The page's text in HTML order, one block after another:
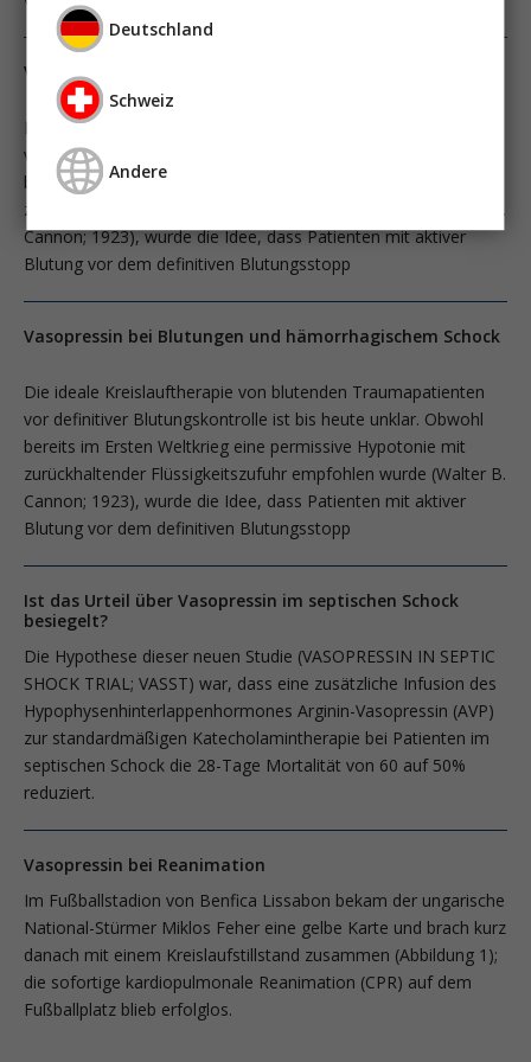
Vasopressin bei Blutungen und hämorrhagischem Schock
Die ideale Kreislauftherapie von blutenden Traumapatienten
vor definitiver Blutungskontrolle ist bis heute unklar. Obwohl
bereits im Ersten Weltkrieg eine permissive Hypotonie mit
zurückhaltender Flüssigkeitszufuhr empfohlen wurde (Walter B.
Cannon; 1923), wurde die Idee, dass Patienten mit aktiver
Blutung vor dem definitiven Blutungsstopp
Vasopressin bei Blutungen und hämorrhagischem Schock
Die ideale Kreislauftherapie von blutenden Traumapatienten
vor definitiver Blutungskontrolle ist bis heute unklar. Obwohl
bereits im Ersten Weltkrieg eine permissive Hypotonie mit
zurückhaltender Flüssigkeitszufuhr empfohlen wurde (Walter B.
Cannon; 1923), wurde die Idee, dass Patienten mit aktiver
Blutung vor dem definitiven Blutungsstopp
Ist das Urteil über Vasopressin im septischen Schock
besiegelt?
Die Hypothese dieser neuen Studie (VASOPRESSIN IN SEPTIC
SHOCK TRIAL; VASST) war, dass eine zusätzliche Infusion des
Hypophysenhinterlappenhormones Arginin-Vasopressin (AVP)
zur standardmäßigen Katecholamintherapie bei Patienten im
septischen Schock die 28-Tage Mortalität von 60 auf 50%
reduziert.
Vasopressin bei Reanimation
Im Fußballstadion von Benfica Lissabon bekam der ungarische
National-Stürmer Miklos Feher eine gelbe Karte und brach kurz
danach mit einem Kreislaufstillstand zusammen (Abbildung 1);
die sofortige kardiopulmonale Reanimation (CPR) auf dem
Fußballplatz blieb erfolglos.
Deutschland
Schweiz
Andere